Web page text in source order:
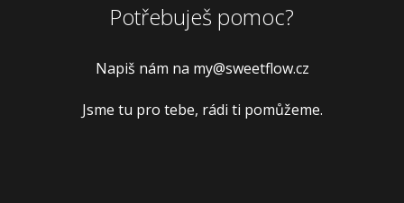
Potřebuješ pomoc?
Napiš nám na my@sweetflow.cz
Jsme tu pro tebe, rádi ti pomůžeme.